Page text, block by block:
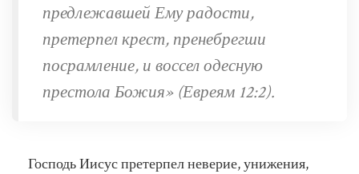
предлежавшей Ему радости,
претерпел крест, пренебрегши
посрамление, и воссел одесную
престола Божия» (Евреям 12:2).
Господь Иисус претерпел неверие, унижения,